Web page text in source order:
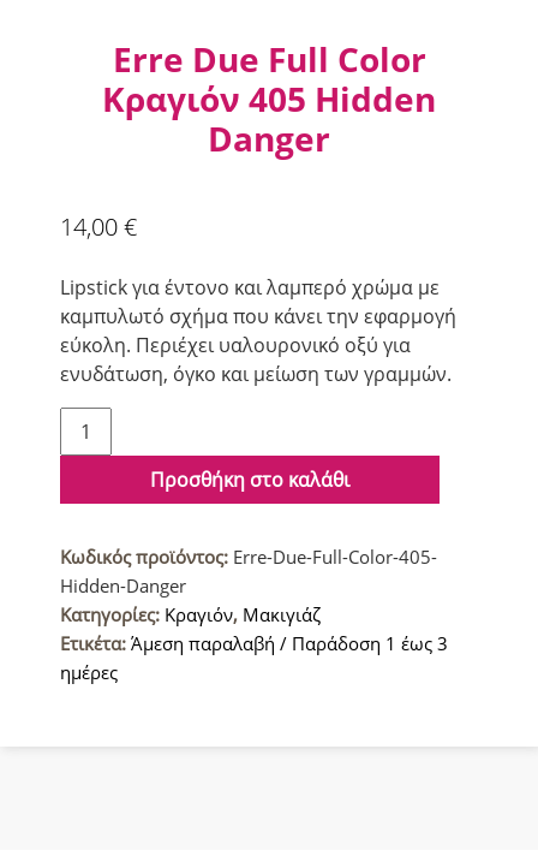
Erre Due Full Color
Κραγιόν 405 Hidden
Danger
14,00€
Lipstick για έντονο και λαμπερό χρώμα με
καμπυλωτό σχήμα που κάνει την εφαρμογή
εύκολη. Περιέχει υαλουρονικό οξύ για
ενυδάτωση, όγκο και μείωση των γραμμών.
Erre
Due
Color
405
Hidden
Danger
ποσότητα
Προσθήκη στο καλάθι
Κωδικός προϊόντος: Erre-Due-Full-Color-405-
Hidden-Danger
Κατηγορίες: Κραγιόν, Μακιγιάζ
Ετικέτα: Άμεση παραλαβή / Παράδοση 1 έως 3
ημέρες